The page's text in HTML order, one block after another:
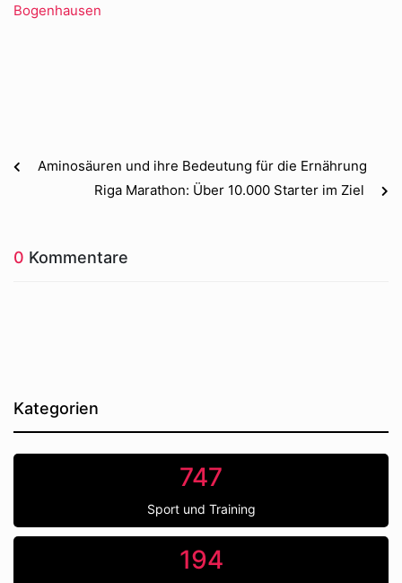
Bogenhausen
Aminosäuren und ihre Bedeutung für die Ernährung
Riga Marathon: Über 10.000 Starter im Ziel
0 Kommentare
Kategorien
747
Sport und Training
194